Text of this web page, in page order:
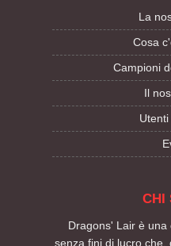
La
Cosa
Campioni
Il
CHI
Dragons' Lair è
senza fini di lucro che,